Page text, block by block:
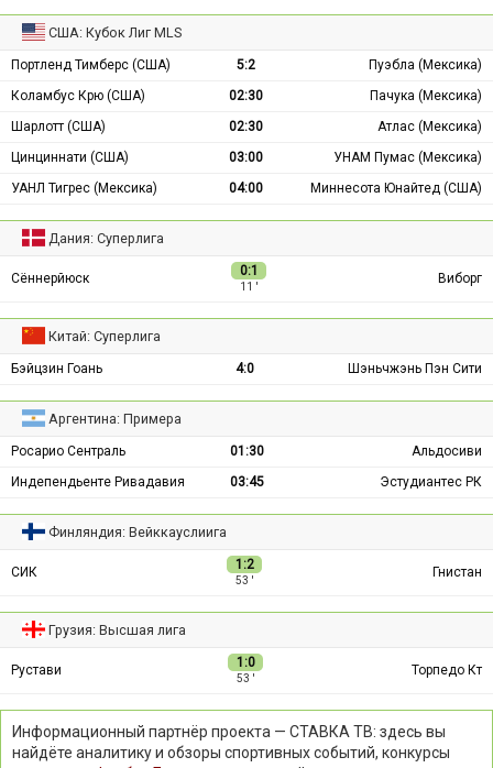
США: Кубок Лиг MLS
Портленд Тимберс (США) 5:2
Пуэбла (Мексика)
Коламбус Крю (США)
02:30
Пачука (Мексика)
Шарлотт (США)
02:30
Атлас (Мексика)
Цинциннати (США)
03:00
УНАМ Пумас (Мексика)
УАНЛ Тигрес (Мексика)
04:00 Миннесота Юнайтед (США)
Дания: Суперлига
Сённерйюск 0:1
11 ′
Виборг
Китай: Суперлига
Бэйцзин Гоань 4:0 Шэньчжэнь Пэн Сити
Аргентина: Примера
Росарио Сентраль 01:30
Альдосиви
Индепендьенте Ривадавия
03:45 Эстудиантес РК
Финляндия: Вейккауслиига
СИК 1:2
53 ′
Гнистан
Грузия: Высшая лига
Рустави 1:0
53 ′
Торпедо Кт
Информационный партнёр проекта — СТАВКА ТВ: здесь вы
найдёте аналитику и обзоры спортивных событий, конкурсы